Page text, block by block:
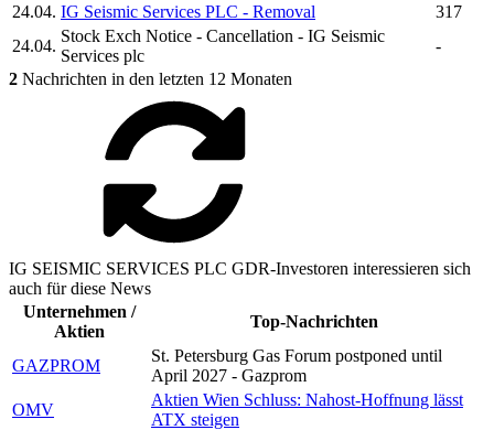
24.04. IG Seismic Services PLC - Removal
317
24.04.
Stock Exch Notice - Cancellation - IG Seismic
Services plc
-
2 Nachrichten in den letzten 12 Monaten
IG SEISMIC SERVICES PLC GDR-Investoren interessieren sich
auch für diese News
Unternehmen /
Aktien
Top-Nachrichten
GAZPROM
St. Petersburg Gas Forum postponed until
April 2027 - Gazprom
OMV
Aktien Wien Schluss: Nahost-Hoffnung lässt
ATX steigen